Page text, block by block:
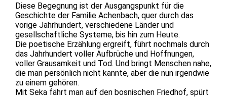
Diese Begegnung ist der Ausgangspunkt für die
Geschichte der Familie Achenbach, quer durch das
vorige Jahrhundert, verschiedene Länder und
gesellschaftliche Systeme, bis hin zum Heute.
Die poetische Erzählung ergreift, führt nochmals durch
das Jahrhundert voller Aufbrüche und Hoffnungen,
voller Grausamkeit und Tod. Und bringt Menschen nahe,
die man persönlich nicht kannte, aber die nun irgendwie
zu einem gehören.
Mit Seka fährt man auf den bosnischen Friedhof, spürt